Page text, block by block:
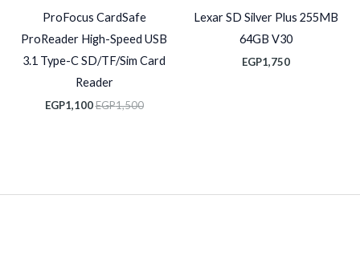
Lexar SD Silver Plus 255MB
64GB V30
EGP1,750
ProFocus CardSafe
ProReader High-Speed USB
3.1 Type-C SD/TF/Sim Card
Reader
EGP1,500
EGP1,100